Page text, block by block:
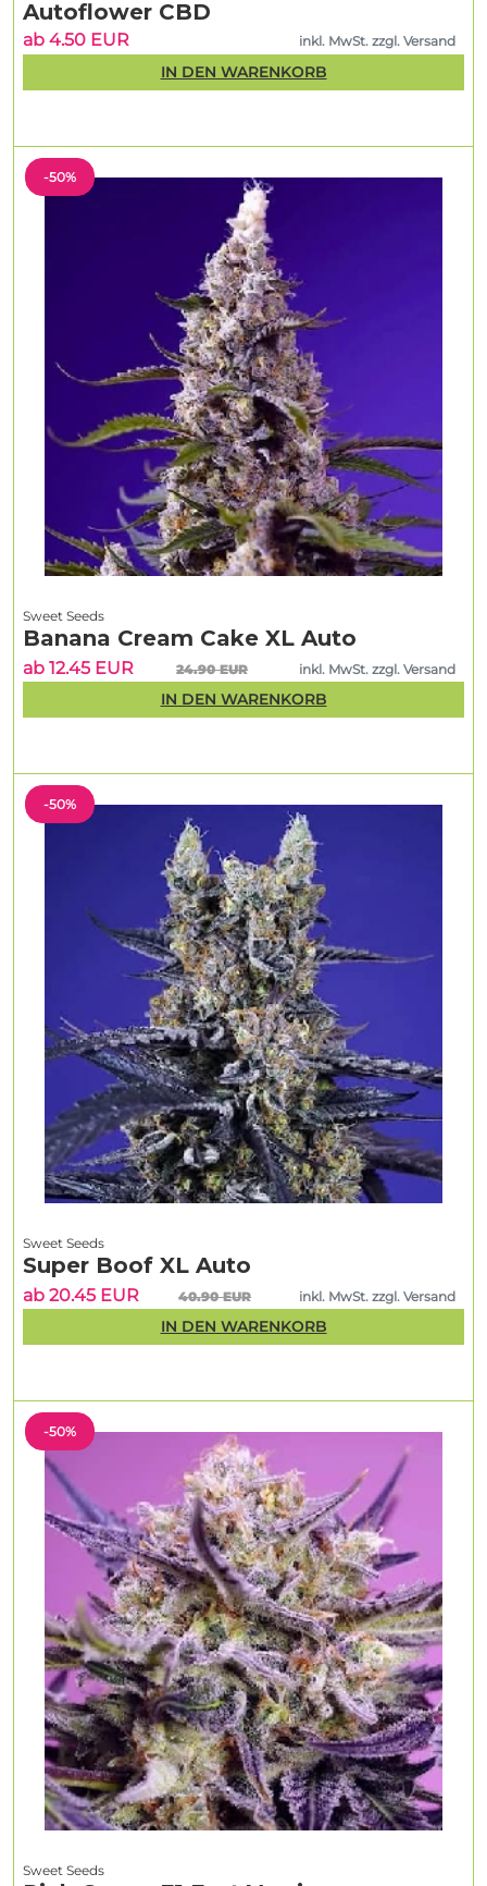
-50%
Sweet Seeds
-50%
Sweet Seeds
Super Boof XL Auto
ab 20.45 EUR 40.90 EUR inkl. MwSt. zzgl. Versand
IN DEN WARENKORB
-50%
Sweet Seeds
Banana Cream Cake XL Auto
ab 12.45 EUR 24.90 EUR inkl. MwSt. zzgl. Versand
IN DEN WARENKORB
Autoflower CBD
ab 4.50 EUR inkl. MwSt. zzgl. Versand
IN DEN WARENKORB